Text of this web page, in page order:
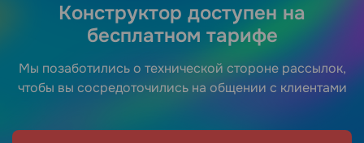
Конструктор доступен на
бесплатном тарифе
Мы позаботились о технической стороне рассылок,
чтобы вы сосредоточились на общении с клиентами